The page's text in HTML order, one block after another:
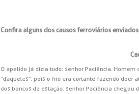
Confira alguns dos causos ferroviários
O apelido já dizia tudo: senhor Paciência.
“daqueles”, pois o frio era cortante fazendo doer
dos bancos da estação: senhor Paciência chegou